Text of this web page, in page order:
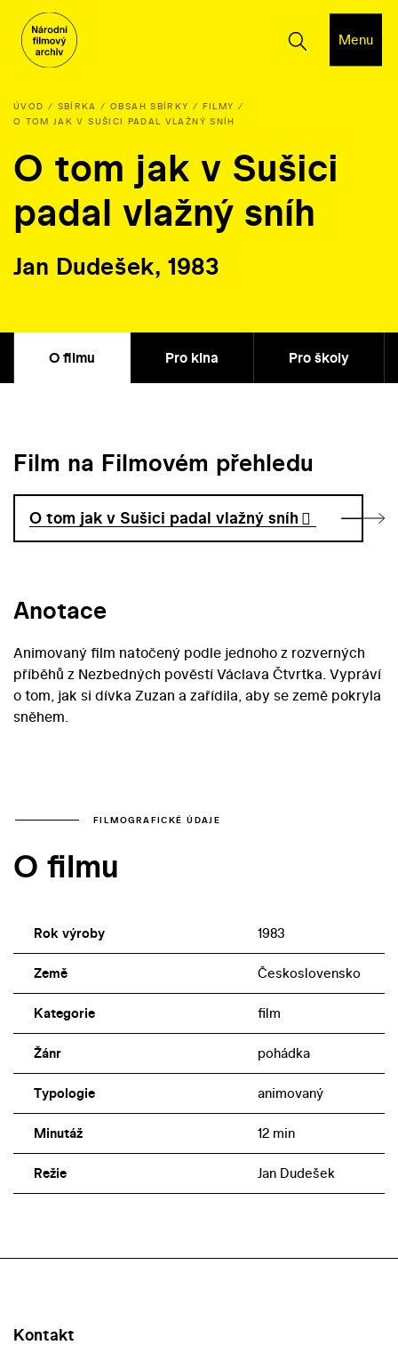
Menu
ÚVOD SBÍRKA OBSAH SBÍRKY
FILMY
O TOM JAK V SUŠICI PADAL VLAŽNÝ SNÍH
O tom jak v Sušici
padal vlažný sníh
Jan Dudešek, 1983
O filmu Pro kina Pro školy
Film na Filmovém přehledu
O tom jak v Sušici padal vlažný sníh
Anotace
Animovaný film natočený podle jednoho z rozverných
příběhů z Nezbedných pověstí Václava Čtvrtka. Vypráví
o tom, jak si dívka Zuzan a zařídila, aby se země pokryla
sněhem.
FILMOGRAFICKÉ ÚDAJE
O filmu
Rok výroby 1983
Země Československo
Kategorie film
Žánr pohádka
Typologie animovaný
Minutáž 12 min
Režie Jan Dudešek
Kontakt